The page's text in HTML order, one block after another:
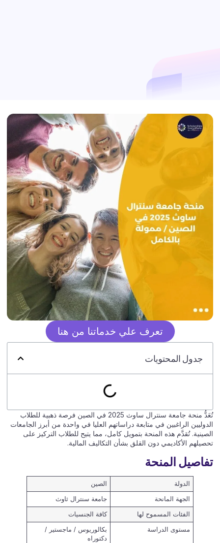
تعرف علي خدماتنا من هنا
جدول المحتويات
تُعَدُّ منحة جامعة سنترال ساوث 2025 في الصين فرصة ذهبية للطلاب
الدوليين الراغبين في متابعة دراساتهم العليا في واحدة من أبرز الجامعات
الصينية. تُقدَّم هذه المنحة بتمويل كامل، مما يتيح للطلاب التركيز على
تحصيلهم الأكاديمي دون القلق بشأن التكاليف المالية.
تفاصيل المنحة
الدولة الصين
الجهة المانحة جامعة سنترال ثاوث
الفئات المسموح لها كافة الجنسيات
مستوى الدراسة
بكالوريوس / ماجستير /
دكتوراه